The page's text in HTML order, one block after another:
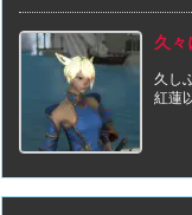
久々
久し
紅蓮